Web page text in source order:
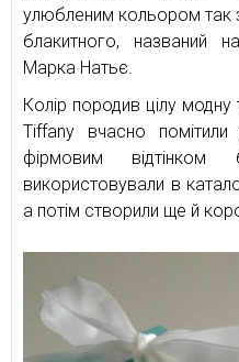
улюбленим кольором так
блакитного, названий
Марка Натьє.
Колір породив цілу модну
Tiffany вчасно
фірмовим
використовували в
а потім створили ще й